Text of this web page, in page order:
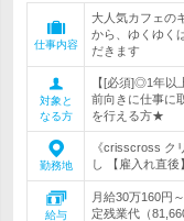
仕事内容
大人気カフェの
から、ゆくゆく
だきます
対象と
なる方
【[必須]◎1年以
前向きに仕事に
を行える方★
勤務地
《crisscross ク
し 【雇入れ直後
給与
月給30万160円
定残業代（